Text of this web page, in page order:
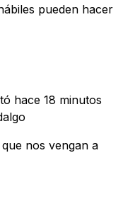
pueden hacer
hace 18 minutos
nos vengan a